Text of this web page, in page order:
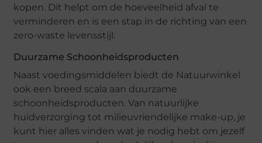
kopen. Dit helpt om de hoeveelheid afval te
verminderen en is een stap in de richting van een
zero-waste levensstijl.
Duurzame Schoonheidsproducten
Naast voedingsmiddelen biedt de Natuurwinkel
ook een breed scala aan duurzame
schoonheidsproducten. Van natuurlijke
huidverzorging tot milieuvriendelijke make-up, je
kunt hier alles vinden wat je nodig hebt om jezelf